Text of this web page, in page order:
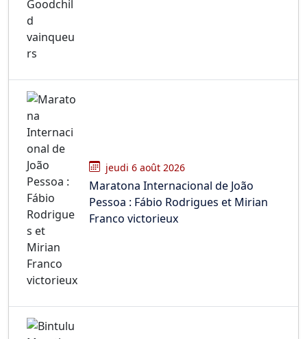
jeudi 6 août 2026
Maratona Internacional de João
Pessoa : Fábio Rodrigues et Mirian
Franco victorieux